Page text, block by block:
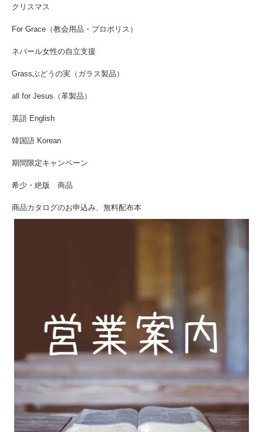
クリスマス
For Grace（教会用品・プロポリス）
ネパール女性の自立支援
Grassぶどうの実（ガラス製品）
all for Jesus（革製品）
英語 English
韓国語 Korean
期間限定キャンペーン
希少・絶版 商品
商品カタログのお申込み、無料配布本